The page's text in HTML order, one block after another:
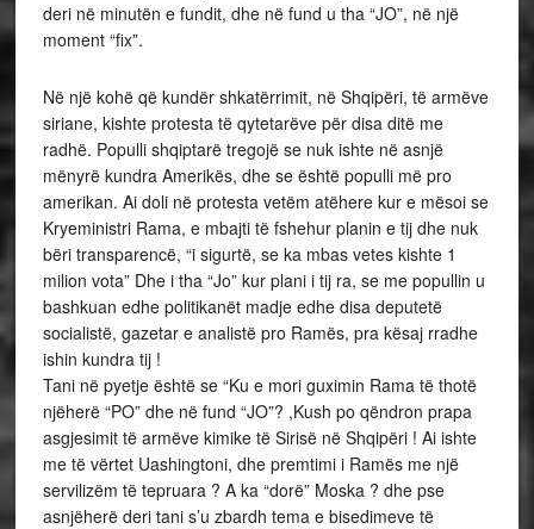
deri në minutën e fundit, dhe në fund u tha “JO”, në një
moment “fix”.
Në një kohë që kundër shkatërrimit, në Shqipëri, të armëve
siriane, kishte protesta të qytetarëve për disa ditë me
radhë. Populli shqiptarë tregojë se nuk ishte në asnjë
mënyrë kundra Amerikës, dhe se është populli më pro
amerikan. Ai doli në protesta vetëm atëhere kur e mësoi se
Kryeministri Rama, e mbajti të fshehur planin e tij dhe nuk
bëri transparencë, “i sigurtë, se ka mbas vetes kishte 1
milion vota” Dhe i tha “Jo” kur plani i tij ra, se me popullin u
bashkuan edhe politikanët madje edhe disa deputetë
socialistë, gazetar e analistë pro Ramës, pra kësaj rradhe
ishin kundra tij !
Tani në pyetje është se “Ku e mori guximin Rama të thotë
njëherë “PO” dhe në fund “JO”? ,Kush po qëndron prapa
asgjesimit të armëve kimike të Sirisë në Shqipëri ! Ai ishte
me të vërtet Uashingtoni, dhe premtimi i Ramës me një
servilizëm të tepruara ? A ka “dorë” Moska ? dhe pse
asnjëherë deri tani s’u zbardh tema e bisedimeve të